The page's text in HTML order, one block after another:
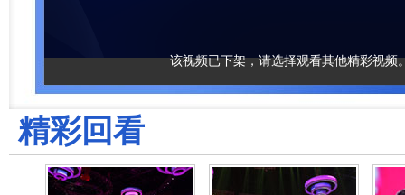
该视频已下架，请选择观看其他精彩视频
精彩回看